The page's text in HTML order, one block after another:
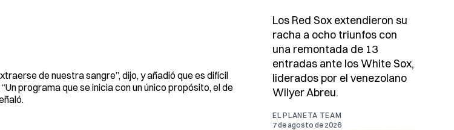
de nuestra sangre”, dijo, y añadió que es difícil
programa que se inicia con un único propósito, el de
Los Red Sox extendieron su
racha a ocho triunfos con
una remontada de 13
entradas ante los White Sox,
liderados por el venezolano
Wilyer Abreu.
EL PLANETA TEAM
7 de agosto de 2026